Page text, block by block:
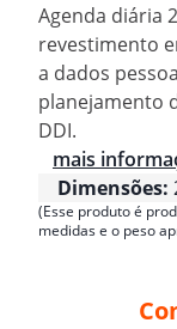
Agenda diária
revestimento
a dados
planejamento
DDI.
mais
Dimensões:
(Esse produto é
medidas e o peso